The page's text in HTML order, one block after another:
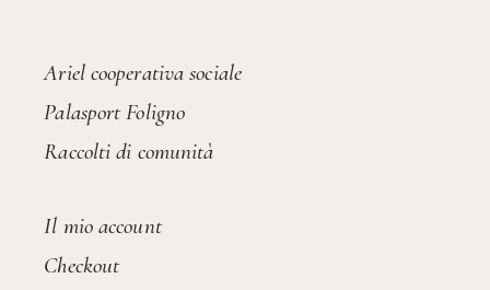
Ariel cooperativa sociale
Palasport Foligno
Raccolti di comunità
Il mio account
Checkout